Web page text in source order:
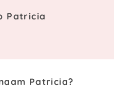
Patricia
Patricia?